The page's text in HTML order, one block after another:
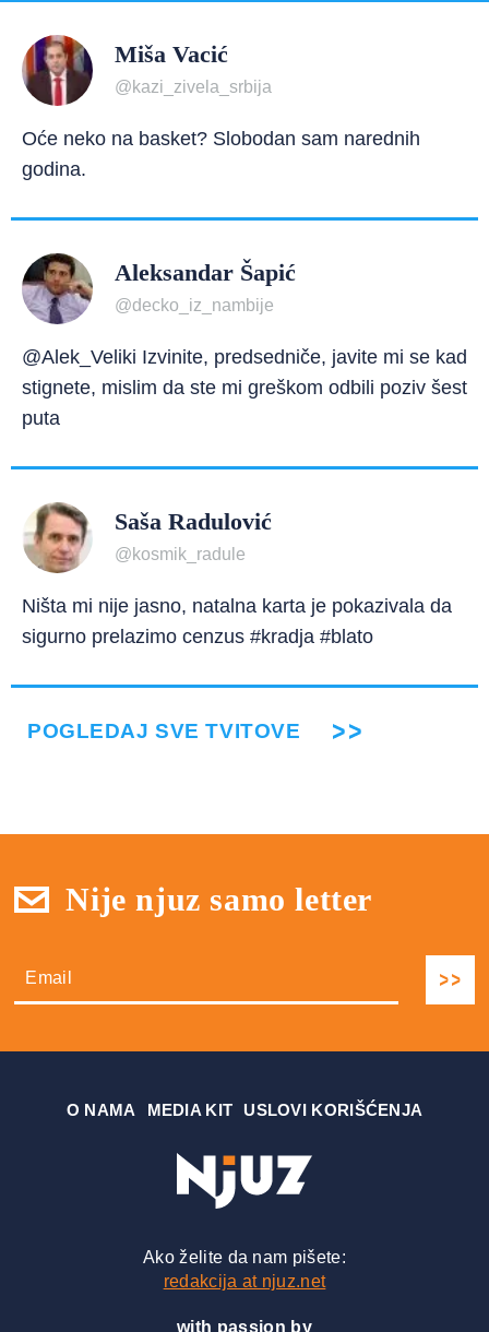
Miša Vacić
@kazi_zivela_srbija
Oće neko na basket? Slobodan sam narednih
godina.
Aleksandar Šapić
@decko_iz_nambije
@Alek_Veliki Izvinite, predsedniče, javite mi se kad
stignete, mislim da ste mi greškom odbili poziv šest
puta
Saša Radulović
@kosmik_radule
Ništa mi nije jasno, natalna karta je pokazivala da
sigurno prelazimo cenzus #kradja #blato
POGLEDAJ SVE TVITOVE
Nije njuz samo letter
О NAMA MEDIA KIT USLOVI KORIŠĆENJA
Ako želite da nam pišete:
redakcija at njuz.net
with passion by